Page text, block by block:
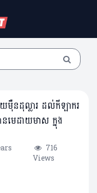
នដុល្លារ ដល់កីឡាករ
មេដាយមាស ក្នុង
716
Views